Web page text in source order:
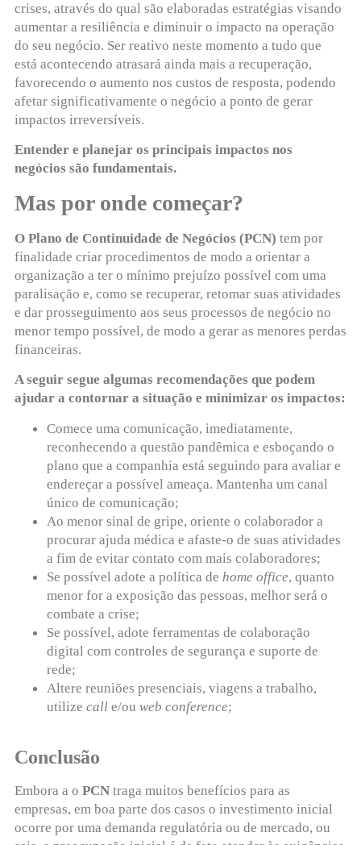
crises, através do qual são elaboradas estratégias visando
aumentar a resiliência e diminuir o impacto na operação
do seu negócio. Ser reativo neste momento a tudo que
está acontecendo atrasará ainda mais a recuperação,
favorecendo o aumento nos custos de resposta, podendo
afetar significativamente o negócio a ponto de gerar
impactos irreversíveis.
Entender e planejar os principais impactos nos
negócios são fundamentais.
Mas por onde começar?
O Plano de Continuidade de Negócios (PCN) tem por
finalidade criar procedimentos de modo a orientar a
organização a ter o mínimo prejuízo possível com uma
paralisação e, como se recuperar, retomar suas atividades
e dar prosseguimento aos seus processos de negócio no
menor tempo possível, de modo a gerar as menores perdas
financeiras.
A seguir segue algumas recomendações que podem
ajudar a contornar a situação e minimizar os impactos:
Comece uma comunicação, imediatamente,
reconhecendo a questão pandêmica e esboçando o
plano que a companhia está seguindo para avaliar e
endereçar a possível ameaça. Mantenha um canal
único de comunicação;
Ao menor sinal de gripe, oriente o colaborador a
procurar ajuda médica e afaste-o de suas atividades
a fim de evitar contato com mais colaboradores;
Se possível adote a política de home office, quanto
menor for a exposição das pessoas, melhor será o
combate a crise;
Se possível, adote ferramentas de colaboração
digital com controles de segurança e suporte de
rede;
Altere reuniões presenciais, viagens a trabalho,
utilize calle/ou web conference;
Conclusão
Embora a o PCNtraga muitos benefícios para as
empresas, em boa parte dos casos o investimento inicial
ocorre por uma demanda regulatória ou de mercado, ou